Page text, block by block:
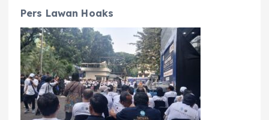
Pers Lawan Hoaks